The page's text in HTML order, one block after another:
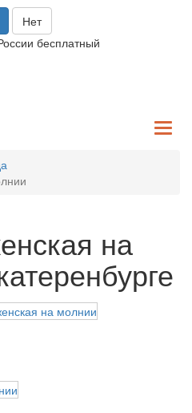
Нет
бесплатный
на